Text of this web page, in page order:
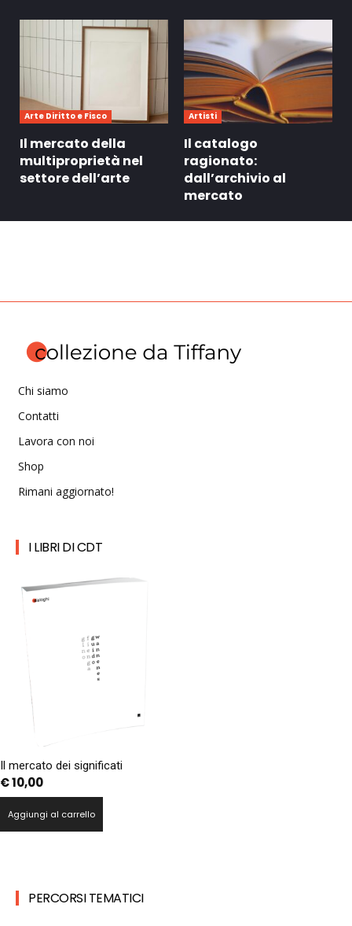
Arte Diritto e Fisco
Il mercato della
multiproprietà nel
settore dell’arte
Artisti
Il catalogo
ragionato:
dall’archivio al
mercato
Chi siamo
Contatti
Lavora con noi
Shop
Rimani aggiornato!
I LIBRI DI CDT
Il mercato dei significati
€10,00
Aggiungi al carrello
PERCORSI TEMATICI